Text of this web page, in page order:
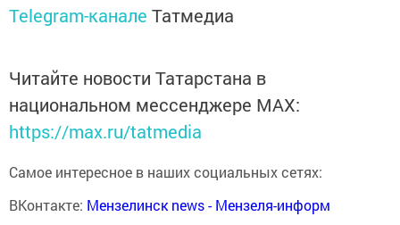
Telegram-канале Татмедиа
Читайте новости Татарстана в
национальном мессенджере MАХ:
https://max.ru/tatmedia
Самое интересное в наших социальных сетях:
ВКонтакте: Мензелинск news - Мензеля-информ